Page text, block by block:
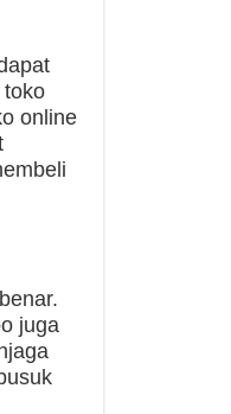
toko
online
juga